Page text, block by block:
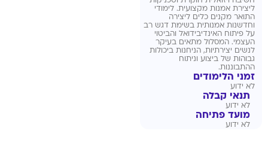
ליצירת אמנות מקצועית. לימודי
התואר מקנים כלים ליצירה
וחדשנות אמנותית בשימת דגש רב
על פיתוח האינדיבידואל והביטוי
העצמי. המסלול מתאים בעיקר
לנשים יצירתיות, הניחנות ביכולות
גבוהות של ביצוע וניתוח
ההתבוננות.
זמני הלימודים
לא ידוע
תנאי קבלה
לא ידוע
מועד פתיחה
לא ידוע